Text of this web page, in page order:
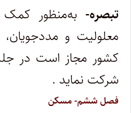
تبصره- به‌منظور کمک
معلولیت و
کشور مجاز است در
شرکت نماید .
فصل ششم- مسکن